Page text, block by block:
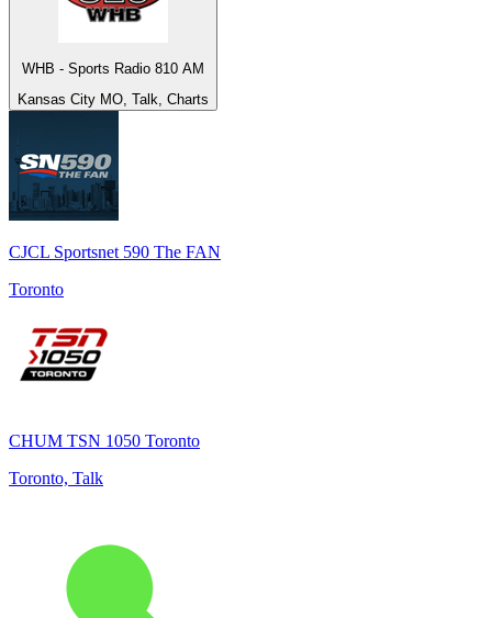
WHB - Sports Radio 810 AM
Kansas City MO, Talk, Charts
CJCL Sportsnet 590 The FAN
Toronto
CHUM TSN 1050 Toronto
Toronto, Talk